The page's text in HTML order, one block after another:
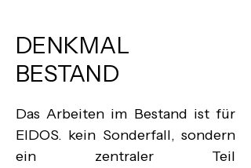
DENKMAL
BESTAND
Das Arbeiten im Bestand ist für
EIDOS. kein Sonderfall, sondern
ein zentraler Teil